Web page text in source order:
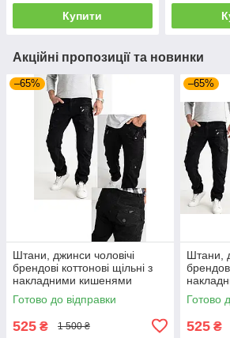
Купити
Акційні пропозиції та новинки
–65%
Штани, джинси чоловічі
брендові коттонові щільні з
накладними кишенями
"карго" MIGACH, Туреччина
Готово до відправки
525 ₴ 1 500 ₴
–65%
Штани,
"карго"
Готово
525 ₴